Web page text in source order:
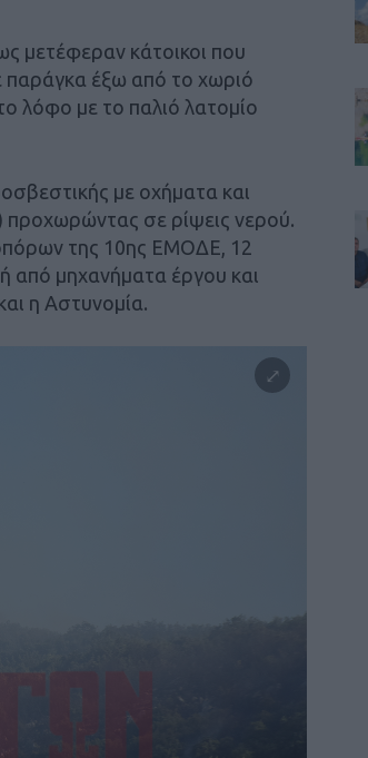
μετέφεραν κάτοικοι που
παράγκα έξω από το χωριό
λόφο με το παλιό λατομίο
με οχήματα και
προχωρώντας σε ρίψεις νερού.
της 10ης ΕΜΟΔΕ, 12
από μηχανήματα έργου και
η Αστυνομία.